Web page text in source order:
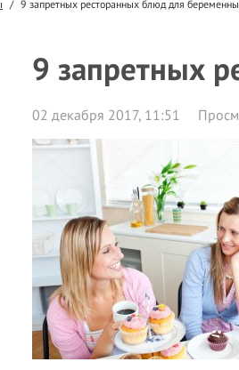
/ 9 запретных ресторанных блюд для
9 запретных
02 декабря 2017, 11:51